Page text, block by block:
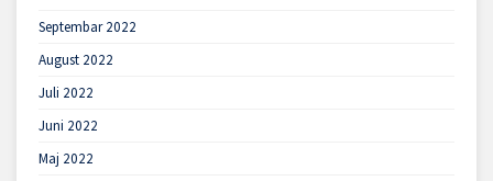
Septembar 2022
August 2022
Juli 2022
Juni 2022
Maj 2022